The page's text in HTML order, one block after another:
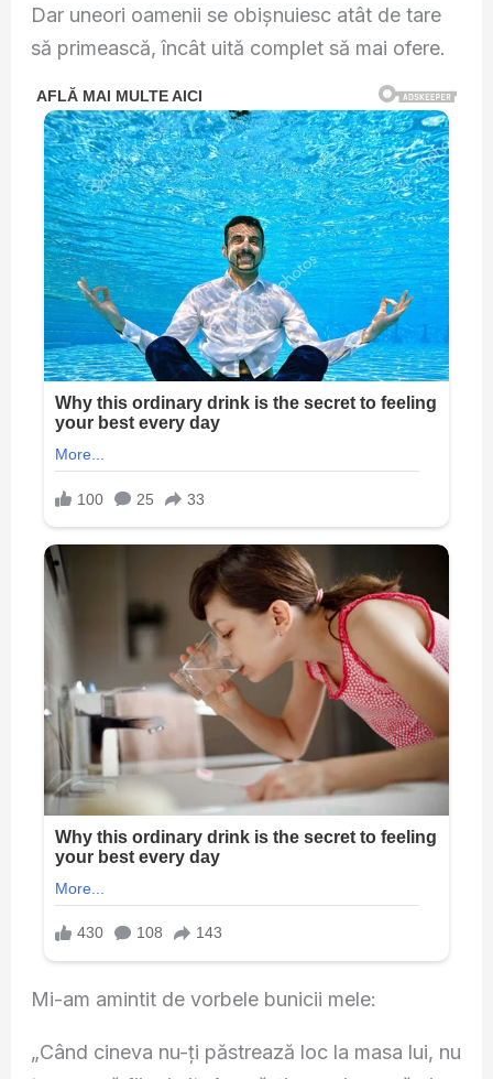
Dar uneori oamenii se obișnuiesc atât de tare
să primească, încât uită complet să mai ofere.
Mi-am amintit de vorbele bunicii mele:
„Când cineva nu-ți păstrează loc la masa lui, nu